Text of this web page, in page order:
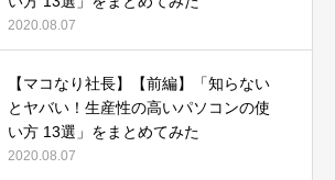
2020.08.07
【マコなり社長】【前編】「知らない
とヤバい！生産性の高いパソコンの使
い方 13選」をまとめてみた
2020.08.07